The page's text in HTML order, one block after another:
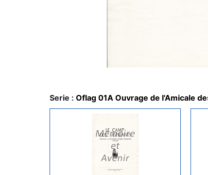
Serie : Oflag 01A Ouvrage de l'Amicale